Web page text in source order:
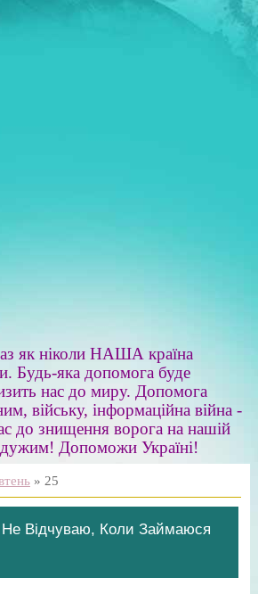
як ніколи НАША країна
Будь-яка допомога буде
нас до миру. Допомога
війську, інформаційна війна -
до знищення ворога на нашій
Допоможи Україні!
» 25
Не Відчуваю, Коли Займаюся